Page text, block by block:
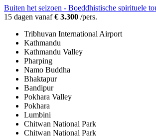
Buiten het seizoen - Boeddhistische spirituele
15 dagen vanaf€ 3.300 /pers.
Tribhuvan International Airport
Kathmandu
Kathmandu Valley
Pharping
Namo Buddha
Bhaktapur
Bandipur
Pokhara Valley
Pokhara
Lumbini
Chitwan National Park
Chitwan National Park